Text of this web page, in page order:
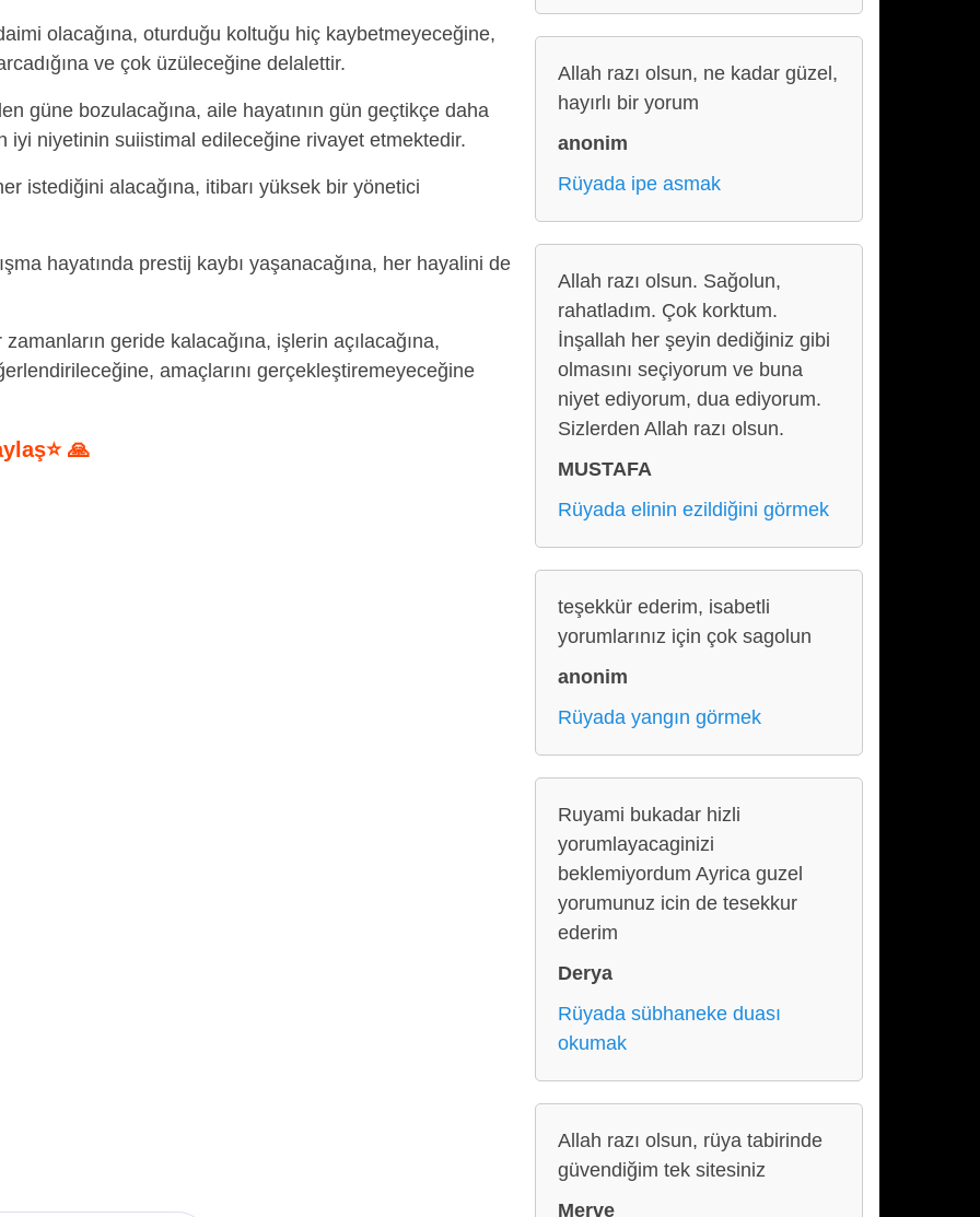
olacağına, oturduğu koltuğu hiç kaybetmeyeceğine,
ve çok üzüleceğine delalettir.
güne bozulacağına, aile hayatının gün geçtikçe daha
iyi niyetinin suiistimal edileceğine rivayet etmektedir.
istediğini alacağına, itibarı yüksek bir yönetici
hayatında prestij kaybı yaşanacağına, her hayalini de
zamanların geride kalacağına, işlerin açılacağına,
amaçlarını gerçekleştiremeyeceğine
🙏
Allah razı olsun, ne kadar güzel,
hayırlı bir yorum
anonim
Rüyada ipe asmak
Allah razı olsun. Sağolun,
rahatladım. Çok korktum.
İnşallah her şeyin dediğiniz gibi
olmasını seçiyorum ve buna
niyet ediyorum, dua ediyorum.
Sizlerden Allah razı olsun.
MUSTAFA
Rüyada elinin ezildiğini görmek
teşekkür ederim, isabetli
yorumlarınız için çok sagolun
anonim
Rüyada yangın görmek
Ruyami bukadar hizli
yorumlayacaginizi
beklemiyordum Ayrica guzel
yorumunuz icin de tesekkur
ederim
Derya
Rüyada sübhaneke duası
okumak
Allah razı olsun, rüya tabirinde
güvendiğim tek sitesiniz
Merve